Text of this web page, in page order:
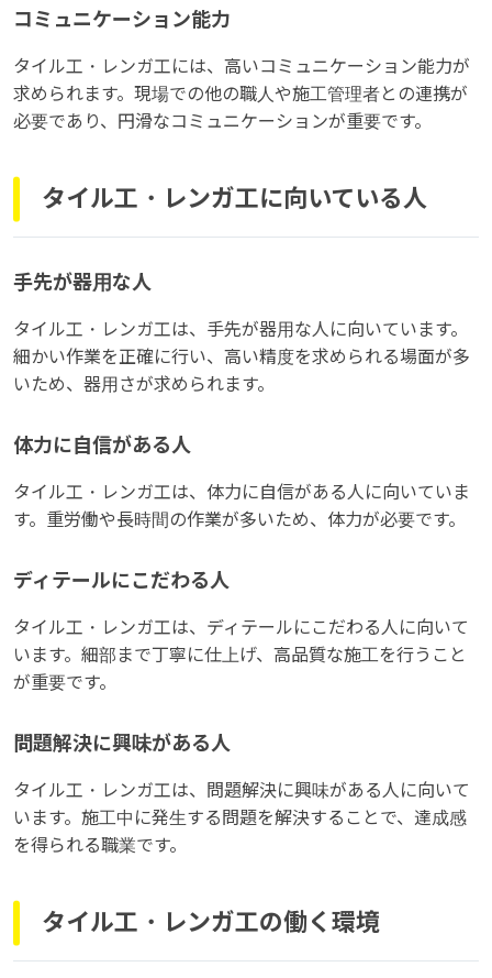
コミュニケーション能力
タイル工・レンガ工には、高いコミュニケーション能力が
求められます。現場での他の職人や施工管理者との連携が
必要であり、円滑なコミュニケーションが重要です。
タイル工・レンガ工に向いている人
手先が器用な人
タイル工・レンガ工は、手先が器用な人に向いています。
細かい作業を正確に行い、高い精度を求められる場面が多
いため、器用さが求められます。
体力に自信がある人
タイル工・レンガ工は、体力に自信がある人に向いていま
す。重労働や長時間の作業が多いため、体力が必要です。
ディテールにこだわる人
タイル工・レンガ工は、ディテールにこだわる人に向いて
います。細部まで丁寧に仕上げ、高品質な施工を行うこと
が重要です。
問題解決に興味がある人
タイル工・レンガ工は、問題解決に興味がある人に向いて
います。施工中に発生する問題を解決することで、達成感
を得られる職業です。
タイル工・レンガ工の働く環境